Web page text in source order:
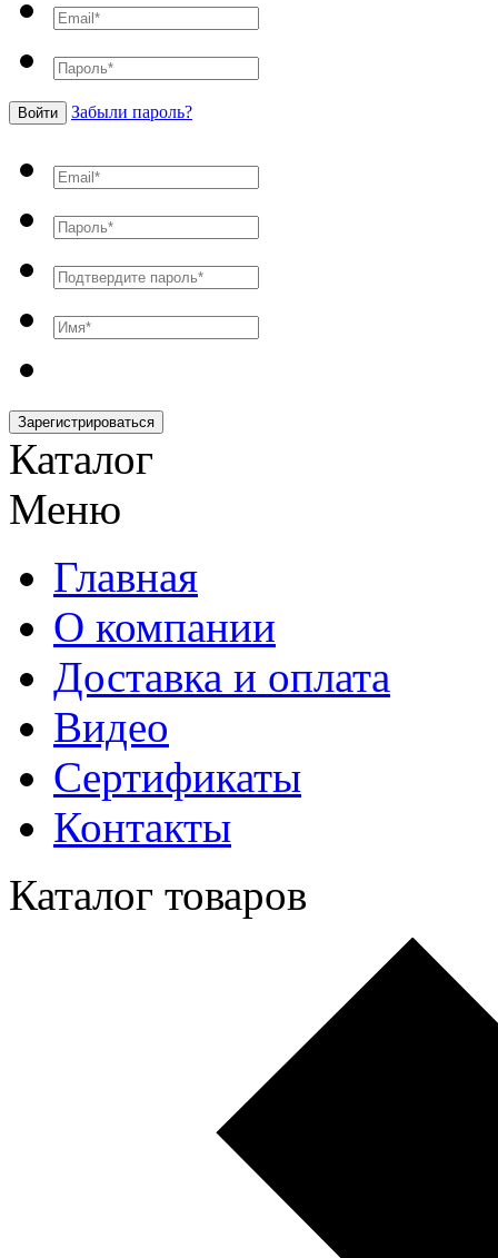
Войти Забыли пароль?
Зарегистрироваться
Каталог
Меню
Главная
О компании
Доставка и оплата
Видео
Сертификаты
Контакты
Каталог товаров